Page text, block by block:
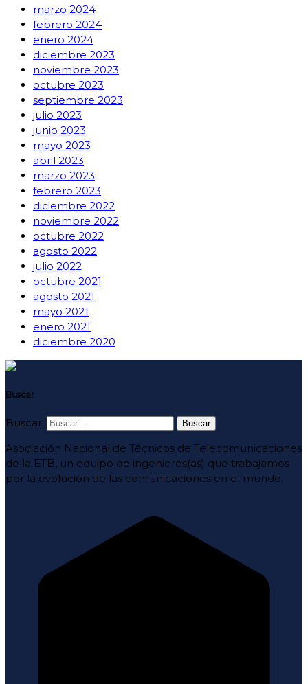
marzo 2024
febrero 2024
enero 2024
diciembre 2023
noviembre 2023
octubre 2023
septiembre 2023
julio 2023
junio 2023
mayo 2023
abril 2023
marzo 2023
febrero 2023
diciembre 2022
noviembre 2022
octubre 2022
agosto 2022
julio 2022
octubre 2021
agosto 2021
mayo 2021
enero 2021
diciembre 2020
Buscar
Buscar:
Asociación Nacional de Técnicos de Telecomunicaciones
de la ETB, un equipo de ingenieros(as) que trabajamos
por la evolución de las comunicaciones en el mundo.